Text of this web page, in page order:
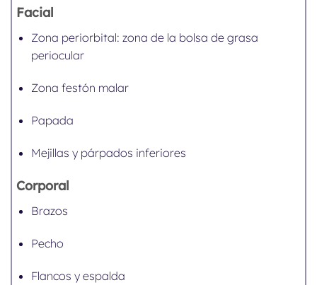
Facial
Zona periorbital: zona de la bolsa de grasa
periocular
Zona festón malar
Papada
Mejillas y párpados inferiores
Corporal
Brazos
Pecho
Flancos y espalda